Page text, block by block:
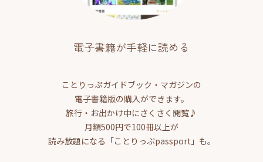
電子書籍が手軽に読める
ことりっぷガイドブック・マガジンの
電子書籍版の購入ができます。
旅行・お出かけ中にさくさく閲覧♪
月額500円で100冊以上が
読み放題になる「ことりっぷpassport」も。